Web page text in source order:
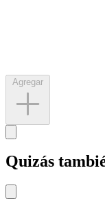
Quizás